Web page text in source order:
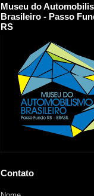
Museu do
Brasileiro - Passo
RS
Contato